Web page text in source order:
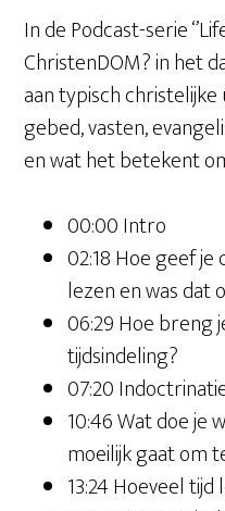
In de Podcast-serie
ChristenDOM? in het
aan typisch
gebed, vasten,
en wat het betekent
00:00 Intro
02:18 Hoe geef je
lezen en was dat
06:29 Hoe breng
tijdsindeling?
07:20
10:46 Wat doe je
moeilijk gaat om
13:24 Hoeveel